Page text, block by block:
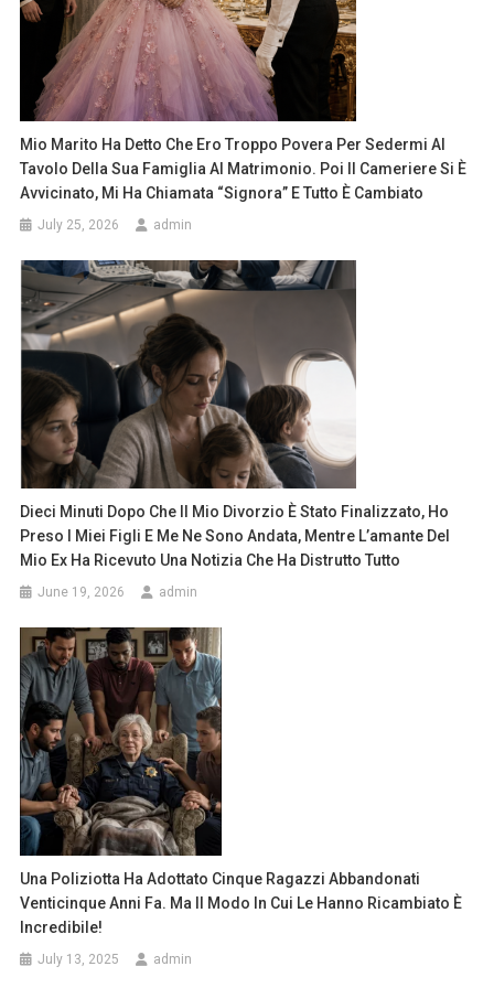
Mio Marito Ha Detto Che Ero Troppo Povera Per Sedermi Al
Tavolo Della Sua Famiglia Al Matrimonio. Poi Il Cameriere Si È
Avvicinato, Mi Ha Chiamata “signora” E Tutto È Cambiato
July 25, 2026 admin
Dieci Minuti Dopo Che Il Mio Divorzio È Stato Finalizzato, Ho
Preso I Miei Figli E Me Ne Sono Andata, Mentre L’amante Del
Mio Ex Ha Ricevuto Una Notizia Che Ha Distrutto Tutto
June 19, 2026 admin
Una Poliziotta Ha Adottato Cinque Ragazzi Abbandonati
Venticinque Anni Fa. Ma Il Modo In Cui Le Hanno Ricambiato È
Incredibile!
July 13, 2025 admin